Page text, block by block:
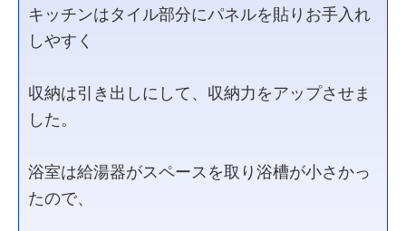
キッチンはタイル部分にパネルを貼りお手入れ
しやすく
収納は引き出しにして、収納力をアップさせま
した。
浴室は給湯器がスペースを取り浴槽が小さかっ
たので、